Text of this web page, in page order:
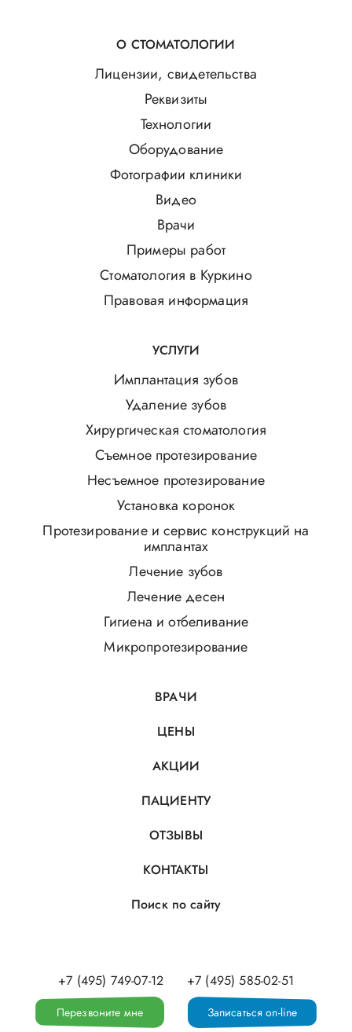
О СТОМАТОЛОГИИ
Лицензии, свидетельства
Реквизиты
Технологии
Оборудование
Фотографии клиники
Видео
Врачи
Примеры работ
Стоматология в Куркино
Правовая информация
УСЛУГИ
Имплантация зубов
Удаление зубов
Хирургическая стоматология
Съемное протезирование
Несъемное протезирование
Установка коронок
Протезирование и сервис конструкций на
имплантах
Лечение зубов
Лечение десен
Гигиена и отбеливание
Микропротезирование
ВРАЧИ
ЦЕНЫ
АКЦИИ
ПАЦИЕНТУ
ОТЗЫВЫ
КОНТАКТЫ
Поиск по сайту
+7 (495) 749-07-12 +7 (495) 585-02-51
Перезвоните мне Записаться on-line